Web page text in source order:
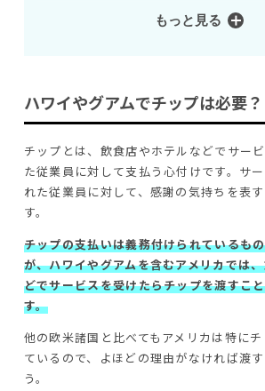
もっと見る
ハワイやグアムでチップは必要？
チップとは、飲食店やホテルなどでサー
た従業員に対して支払う心付けです。サ
れた従業員に対して、感謝の気持ちを表
す。
チップの支払いは義務付けられているも
が、ハワイやグアムを含むアメリカでは
どでサービスを受けたらチップを渡すこ
す。
他の欧米諸国と比べてもアメリカは特に
ているので、よほどの理由がなければ渡
う。